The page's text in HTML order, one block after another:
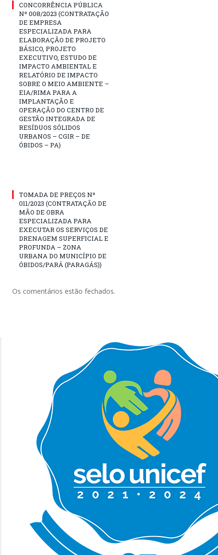
CONCORRÊNCIA PÚBLICA
Nº 008/2023 (CONTRATAÇÃO
DE EMPRESA
ESPECIALIZADA PARA
ELABORAÇÃO DE PROJETO
BÁSICO, PROJETO
EXECUTIVO, ESTUDO DE
IMPACTO AMBIENTAL E
RELATÓRIO DE IMPACTO
SOBRE O MEIO AMBIENTE –
EIA/RIMA PARA A
IMPLANTAÇÃO E
OPERAÇÃO DO CENTRO DE
GESTÃO INTEGRADA DE
RESÍDUOS SÓLIDOS
URBANOS – CGIR – DE
ÓBIDOS – PA)
TOMADA DE PREÇOS Nº
011/2023 (CONTRATAÇÃO DE
MÃO DE OBRA
ESPECIALIZADA PARA
EXECUTAR OS SERVIÇOS DE
DRENAGEM SUPERFICIAL E
PROFUNDA – ZONA
URBANA DO MUNICÍPIO DE
ÓBIDOS/PARÁ (PARAGÁS))
Os comentários estão fechados.